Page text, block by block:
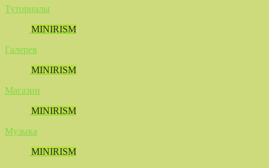
Туториалы
MINIRISM
Галерея
MINIRISM
Магазин
MINIRISM
Музыка
MINIRISM